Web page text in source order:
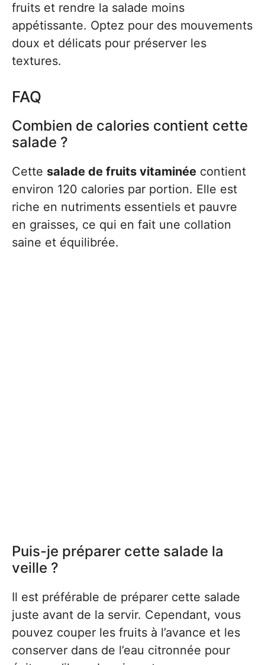
fruits et rendre la salade moins
appétissante. Optez pour des mouvements
doux et délicats pour préserver les
textures.
FAQ
Combien de calories contient cette
salade ?
Cette salade de fruits vitaminée contient
environ 120 calories par portion. Elle est
riche en nutriments essentiels et pauvre
en graisses, ce qui en fait une collation
saine et équilibrée.
Puis-je préparer cette salade la
veille ?
Il est préférable de préparer cette salade
juste avant de la servir. Cependant, vous
pouvez couper les fruits à l’avance et les
conserver dans de l’eau citronnée pour